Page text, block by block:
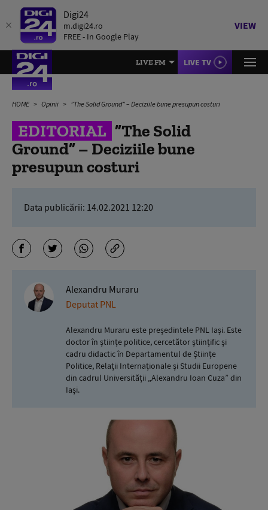
Digi24
m.digi24.ro
FREE - In Google Play
VIEW
LIVE FM LIVE TV
HOME Opinii ”The Solid Ground” – Deciziile bune presupun costuri
EDITORIAL ”The Solid
Ground” – Deciziile bune
presupun costuri
Data publicării: 14.02.2021 12:20
Alexandru Muraru
Deputat PNL
Alexandru Muraru este președintele PNL Iași. Este
doctor în ştiinţe politice, cercetător ştiinţific şi
cadru didactic în Departamentul de Ştiinţe
Politice, Relaţii Internaţionale şi Studii Europene
din cadrul Universităţii „Alexandru Ioan Cuza” din
Iaşi.